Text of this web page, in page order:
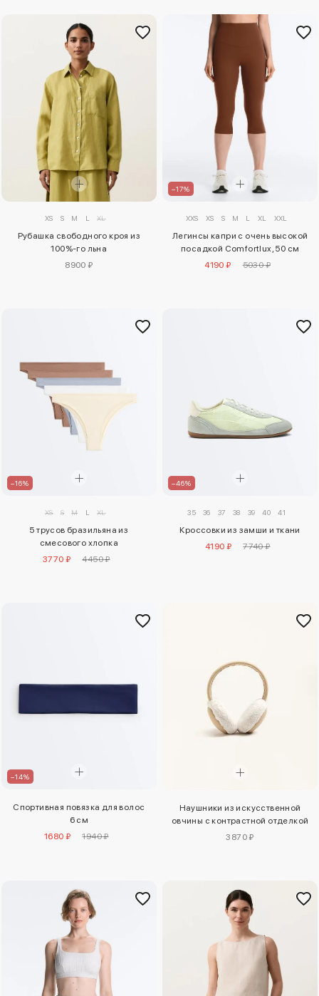
XS S M L XL
Рубашка свободного кроя из
100%-го льна
8900 ₽
–17%
XXS XS S M L XL XXL
Легинсы капри с очень высокой
посадкой Comfortlux, 50 см
4190 ₽
5030 ₽
–16%
XS S M L XL
5 трусов бразильяна из
смесового хлопка
3770 ₽
4450 ₽
–46%
35 36 37 38 39 40 41
Кроссовки из замши и ткани
4190 ₽
7740 ₽
–14%
Спортивная повязка для волос
6 см
1680 ₽
1940 ₽
Наушники из искусственной
овчины с контрастной отделкой
3870 ₽